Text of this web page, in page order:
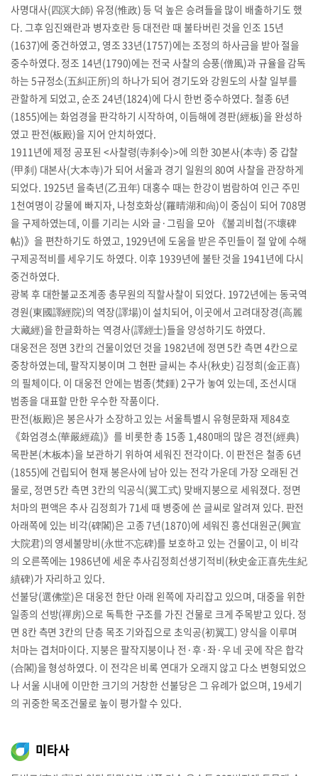
사명대사(四溟大師) 유정(惟政) 등 덕 높은 승려들을 많이 배출하기도 했
다. 그후 임진왜란과 병자호란 등 대전란 때 불타버린 것을 인조 15년
(1637)에 중건하였고, 영조 33년(1757)에는 조정의 하사금을 받아 절을
중수하였다. 정조 14년(1790)에는 전국 사찰의 승풍(僧風)과 규율을 감독
하는 5규정소(五糾正所)의 하나가 되어 경기도와 강원도의 사찰 일부를
관할하게 되었고, 순조 24년(1824)에 다시 한번 중수하였다. 철종 6년
(1855)에는 화엄경을 판각하기 시작하여, 이듬해에 경판(經板)을 완성하
였고 판전(板殿)을 지어 안치하였다.
1911년에 제정 공포된 <사찰령(寺刹令)>에 의한 30본사(本寺) 중 갑찰
(甲刹) 대본사(大本寺)가 되어 서울과 경기 일원의 80여 사찰을 관장하게
되었다. 1925년 을축년(乙丑年) 대홍수 때는 한강이 범람하여 인근 주민
1천여명이 강물에 빠지자, 나청호화상(羅晴湖和尙)이 중심이 되어 708명
을 구제하였는데, 이를 기리는 시와 글·그림을 모아 《불괴비첩(不壞碑
帖)》을 편찬하기도 하였고, 1929년에 도움을 받은 주민들이 절 앞에 수해
구제공적비를 세우기도 하였다. 이후 1939년에 불탄 것을 1941년에 다시
중건하였다.
광복 후 대한불교조계종 총무원의 직할사찰이 되었다. 1972년에는 동국역
경원(東國譯經院)의 역장(譯場)이 설치되어, 이곳에서 고려대장경(高麗
大藏經)을 한글화하는 역경사(譯經士)들을 양성하기도 하였다.
대웅전은 정면 3칸의 건물이었던 것을 1982년에 정면 5칸 측면 4칸으로
중창하였는데, 팔작지붕이며 그 현판 글씨는 추사(秋史) 김정희(金正喜)
의 필체이다. 이 대웅전 안에는 범종(梵鍾) 2구가 놓여 있는데, 조선시대
범종을 대표할 만한 우수한 작품이다.
판전(板殿)은 봉은사가 소장하고 있는 서울특별시 유형문화재 제84호
《화엄경소(華嚴經疏)》를 비롯한 총 15종 1,480매의 많은 경전(經典)
목판본(木板本)을 보관하기 위하여 세워진 전각이다. 이 판전은 철종 6년
(1855)에 건립되어 현재 봉은사에 남아 있는 전각 가운데 가장 오래된 건
물로, 정면 5칸 측면 3칸의 익공식(翼工式) 맞배지붕으로 세워졌다. 정면
처마의 편액은 추사 김정희가 71세 때 병중에 쓴 글씨로 알려져 있다. 판전
아래쪽에 있는 비각(碑閣)은 고종 7년(1870)에 세워진 흥선대원군(興宣
大院君)의 영세불망비(永世不忘碑)를 보호하고 있는 건물이고, 이 비각
의 오른쪽에는 1986년에 세운 추사김정희선생기적비(秋史金正喜先生紀
績碑)가 자리하고 있다.
선불당(選佛堂)은 대웅전 한단 아래 왼쪽에 자리잡고 있으며, 대중을 위한
일종의 선방(禪房)으로 독특한 구조를 가진 건물로 크게 주목받고 있다. 정
면 8칸 측면 3칸의 단층 목조 기와집으로 초익공(初翼工) 양식을 이루며
처마는 겹처마이다. 지붕은 팔작지붕이나 전·후·좌·우 네 곳에 작은 합각
(合閣)을 형성하였다. 이 전각은 비록 연대가 오래지 않고 다소 변형되었으
나 서울 시내에 이만한 크기의 거창한 선불당은 그 유례가 없으며, 19세기
의 귀중한 목조건물로 높이 평가할 수 있다.
미타사